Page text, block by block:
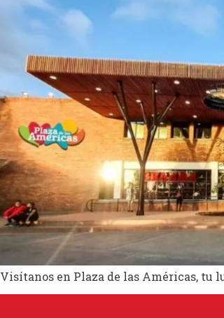
Visítanos en Plaza de las Américas, tu